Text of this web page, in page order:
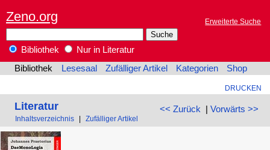
Zeno.org Erweiterte Suche
Bibliothek
Nur in Literatur
Bibliothek
Lesesaal Zufälliger Artikel Kategorien Shop
DRUCKEN
<< Zurück | Vorwärts >>
Literatur
Inhaltsverzeichnis Zufälliger Artikel